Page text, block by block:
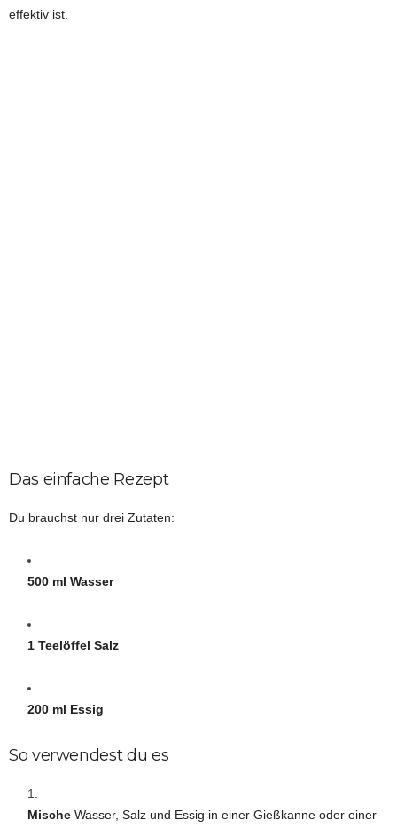
effektiv ist.
Das einfache Rezept
Du brauchst nur drei Zutaten:
500 ml Wasser
1 Teelöffel Salz
200 ml Essig
So verwendest du es
Mische Wasser, Salz und Essig in einer Gießkanne oder einer